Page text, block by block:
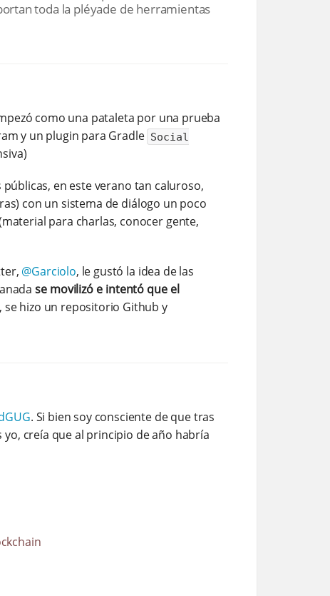
toda la pléyade de herramientas
como una pataleta por una prueba
y un plugin para Gradle Social
en este verano tan caluroso,
con un sistema de diálogo un poco
para charlas, conocer gente,
@Garciolo, le gustó la idea de las
se movilizó e intentó que el
se hizo un repositorio Github y
. Si bien soy consciente de que tras
creía que al principio de año habría